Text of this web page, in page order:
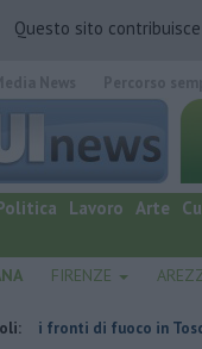
Questo sito
online.
Lavoro Arte
FIRENZE
di fuoco in Toscana